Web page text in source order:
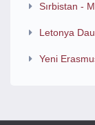
Sırbistan -
Letonya
Yeni